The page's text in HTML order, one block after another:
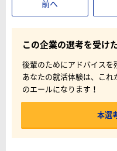
前へ
この企業の選考を受け
後輩のためにアドバイスを
あなたの就活体験は、こ
のエールになります！
本選